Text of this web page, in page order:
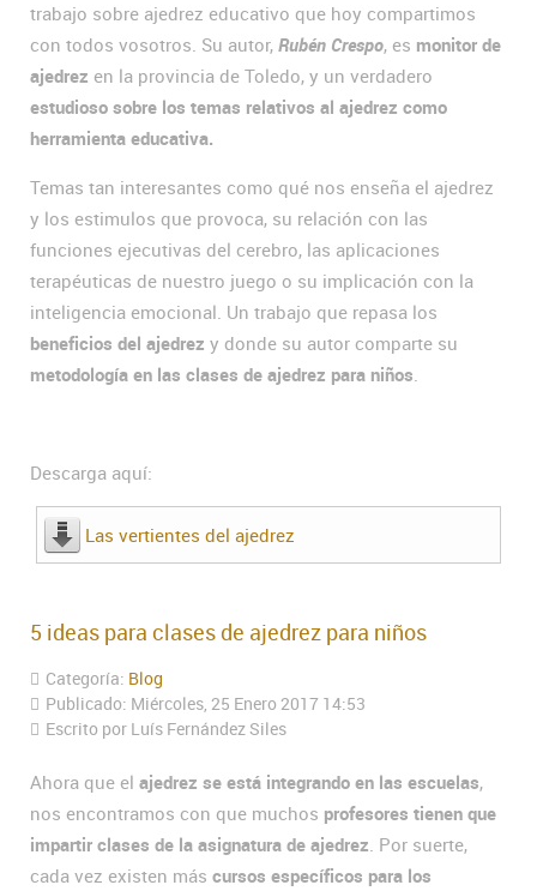
trabajo sobre ajedrez educativo que hoy compartimos
con todos vosotros. Su autor, Rubén Crespo, es monitor de
ajedrez en la provincia de Toledo, y un verdadero
estudioso sobre los temas relativos al ajedrez como
herramienta educativa.
Temas tan interesantes como qué nos enseña el ajedrez
y los estimulos que provoca, su relación con las
funciones ejecutivas del cerebro, las aplicaciones
terapéuticas de nuestro juego o su implicación con la
inteligencia emocional. Un trabajo que repasa los
beneficios del ajedrez y donde su autor comparte su
metodología en las clases de ajedrez para niños.
Descarga aquí:
Las vertientes del ajedrez
5 ideas para clases de ajedrez para niños
Categoría: Blog
Publicado: Miércoles, 25 Enero 2017 14:53
Escrito por Luís Fernández Siles
Ahora que el ajedrez se está integrando en las escuelas,
nos encontramos con que muchos profesores tienen que
impartir clases de la asignatura de ajedrez . Por suerte,
cada vez existen más cursos específicos para los